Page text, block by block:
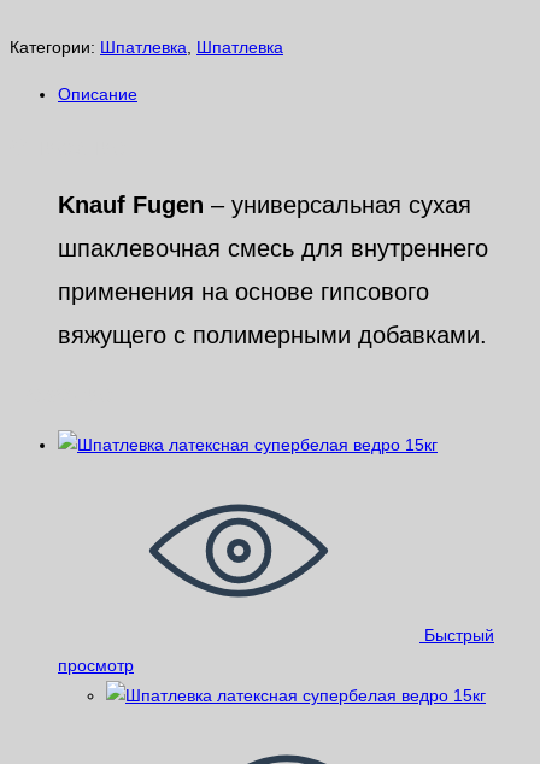
Категории: Шпатлевка Шпатлевка
Описание
Knauf Fugen – универсальная сухая
шпаклевочная смесь для внутреннего
применения на основе гипсового
вяжущего с полимерными добавками.
Быстрый
просмотр